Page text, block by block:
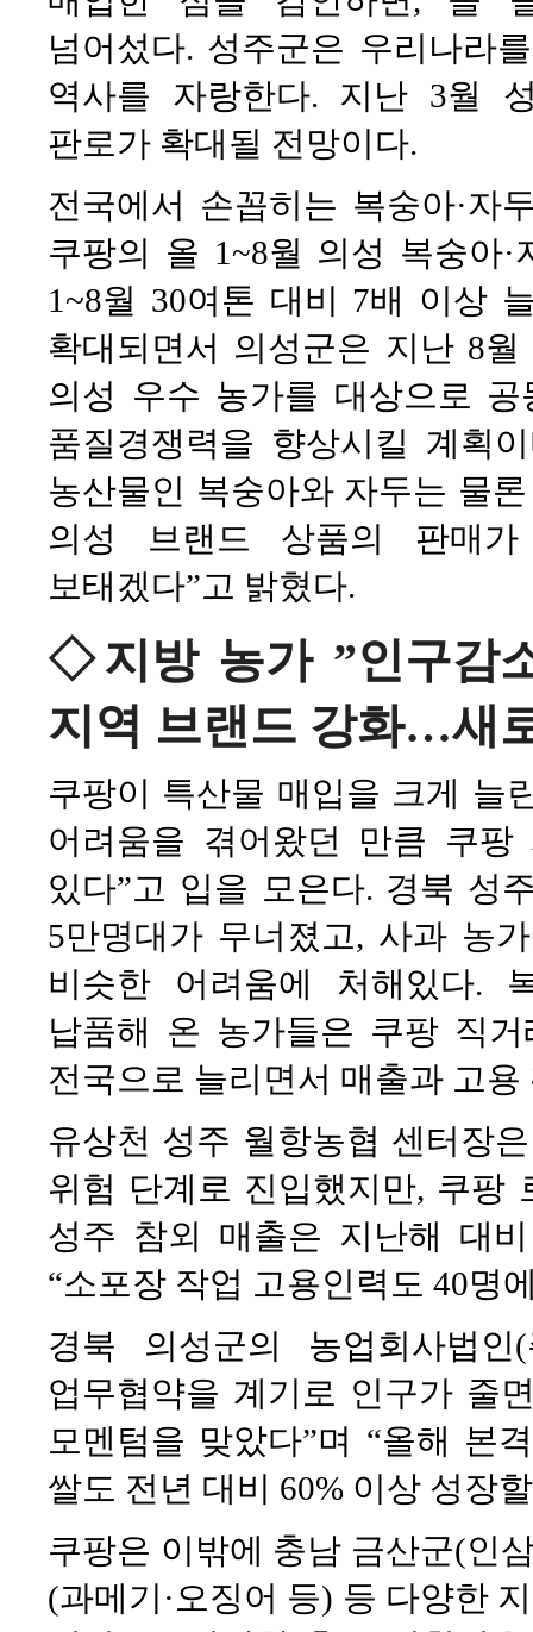
넘어섰다. 성주군은 우리나라
역사를 자랑한다. 지난 3월
판로가 확대될 전망이다.
전국에서 손꼽히는 복숭아·자
쿠팡의 올 1~8월 의성 복숭아
1~8월 30여톤 대비 7배 이상
확대되면서 의성군은 지난 8
의성 우수 농가를 대상으로
품질경쟁력을 향상시킬 계획
농산물인 복숭아와 자두는 물
의성 브랜드 상품의 판매
보태겠다”고 밝혔다.
◇지방 농가 ”인구감
지역 브랜드 강화…새
쿠팡이 특산물 매입을 크게 늘
어려움을 겪어왔던 만큼 쿠
있다”고 입을 모은다. 경북 성
5만명대가 무너졌고, 사과 농
비슷한 어려움에 처해있다.
납품해 온 농가들은 쿠팡 직
전국으로 늘리면서 매출과 고
유상천 성주 월항농협 센터장
위험 단계로 진입했지만, 쿠팡
성주 참외 매출은 지난해 대
“소포장 작업 고용인력도 40명
경북 의성군의 농업회사법
업무협약을 계기로 인구가 줄
모멘텀을 맞았다”며 “올해 본
쌀도 전년 대비 60% 이상 성장
쿠팡은 이밖에 충남 금산군(인
(과메기·오징어 등) 등 다양한